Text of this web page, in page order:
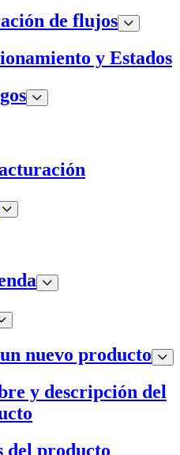
de flujos
y Estados
nuevo producto
y descripción del
del producto